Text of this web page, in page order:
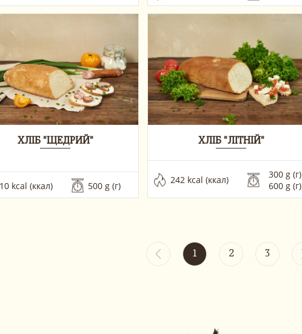
ХЛІБ "ЩЕДРИЙ"
kcal (ккал) 500 g (г)
ХЛІБ "ЛІТНІЙ"
242 kcal (ккал)
300 g (г)
600 g (г)
1 2 3